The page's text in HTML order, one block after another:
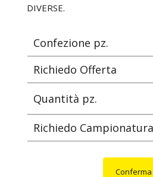
DIVERSE.
Confezione pz.
Richiedo Offerta
Quantità pz.
Richiedo Campionatura
Conferma